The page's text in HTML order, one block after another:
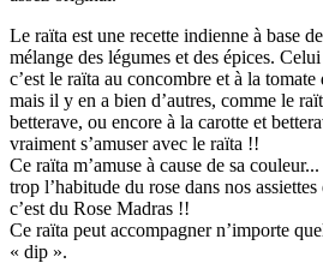
Le raïta est une recette indienne à base
mélange des légumes et des épices.
c’est le raïta au concombre et à la
mais il y en a bien d’autres, comme le
betterave, ou encore à la carotte et
vraiment s’amuser avec le raïta !!
Ce raïta m’amuse à cause de sa
trop l’habitude du rose dans nos
c’est du Rose Madras !!
Ce raïta peut accompagner n’importe
« dip ».